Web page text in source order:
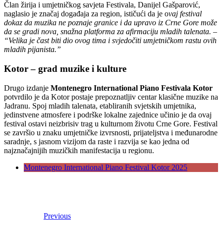
Član žirija i umjetničkog savjeta Festivala, Danijel Gašparović,
naglasio je značaj događaja za region, ističući da je ovaj festival
dokaz da muzika ne poznaje granice i da upravo iz Crne Gore može
da se gradi nova, snažna platforma za afirmaciju mladih talenata. –
“Velika je čast biti dio ovog tima i svjedočiti umjetničkom rastu ovih
mladih pijanista.”
Kotor – grad muzike i kulture
Drugo izdanje Montenegro International Piano Festivala Kotor
potvrdilo je da Kotor postaje prepoznatljiv centar klasične muzike na
Jadranu. Spoj mladih talenata, etabliranih svjetskih umjetnika,
jedinstvene atmosfere i podrške lokalne zajednice učinio je da ovaj
festival ostavi neizbrisiv trag u kulturnom životu Crne Gore. Festival
se završio u znaku umjetničke izvrsnosti, prijateljstva i međunarodne
saradnje, s jasnom vizijom da raste i razvija se kao jedna od
najznačajnijih muzičkih manifestacija u regionu.
Montenegro International Piano Festival Kotor 2025
Previous